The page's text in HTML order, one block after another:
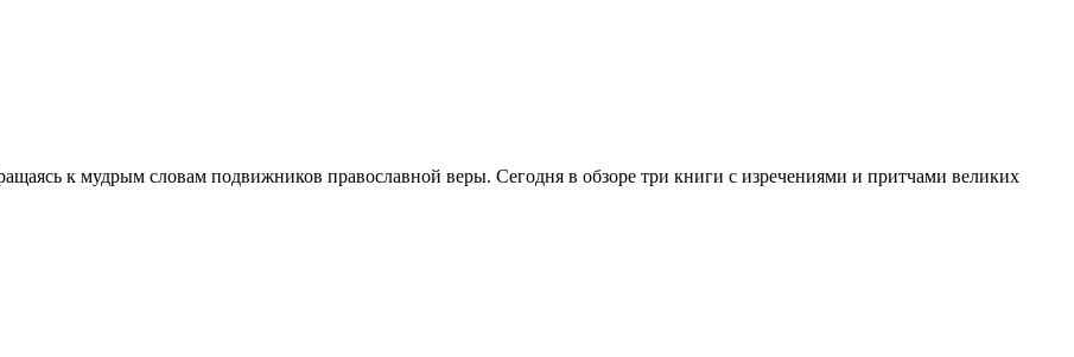
к мудрым словам подвижников православной веры. Сегодня в обзоре три книги с изречениями и притчами великих